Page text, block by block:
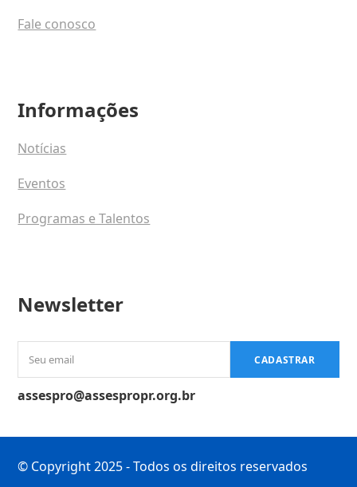
Fale conosco
Informações
Notícias
Eventos
Programas e Talentos
Newsletter
email
CADASTRAR
assespro@assespropr.org.br
© Copyright 2025 - Todos os direitos reservados